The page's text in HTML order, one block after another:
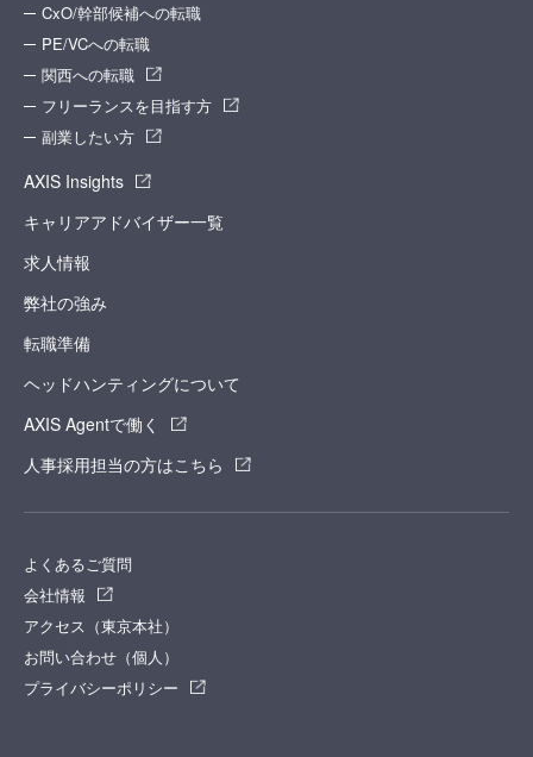
CxO/幹部候補への転職
PE/VCへの転職
関西への転職
フリーランスを目指す方
副業したい方
AXIS Insights
キャリアアドバイザー一覧
求人情報
弊社の強み
転職準備
ヘッドハンティングについて
AXIS Agentで働く
人事採用担当の方はこちら
よくあるご質問
会社情報
アクセス（東京本社）
お問い合わせ（個人）
プライバシーポリシー